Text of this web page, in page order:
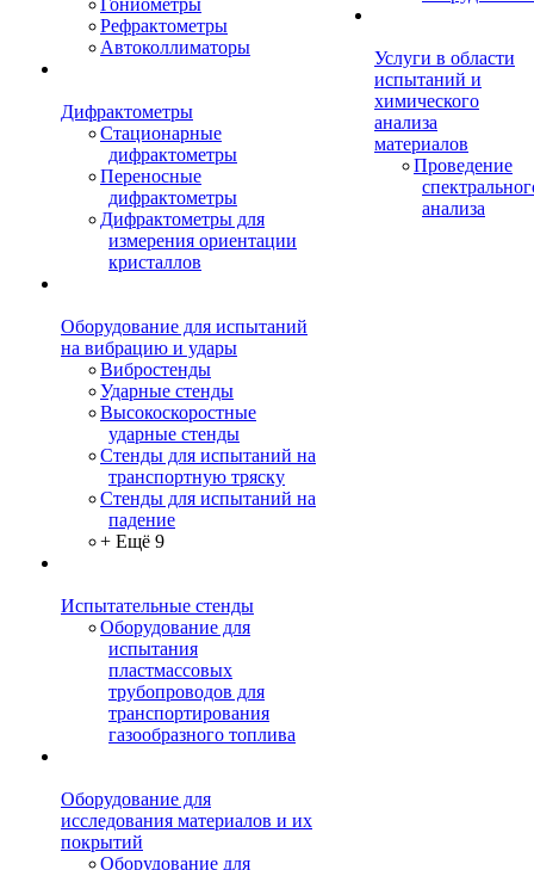
Гониометры
Рефрактометры
Автоколлиматоры
Дифрактометры
Стационарные
дифрактометры
Переносные
дифрактометры
Дифрактометры для
измерения ориентации
кристаллов
Оборудование для испытаний
на вибрацию и удары
Вибростенды
Ударные стенды
Высокоскоростные
ударные стенды
Стенды для испытаний на
транспортную тряску
Стенды для испытаний на
падение
+ Ещё 9
Испытательные стенды
Оборудование для
испытания
пластмассовых
трубопроводов для
транспортирования
газообразного топлива
Оборудование для
исследования материалов и их
покрытий
Оборудование для
Услуги в области
испытаний и
химического
анализа
материалов
Проведение
анализа